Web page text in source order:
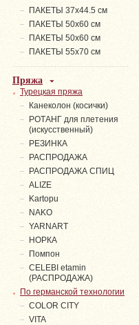
ПАКЕТЫ 37х44.5 см
ПАКЕТЫ 50х60 см
ПАКЕТЫ 50х60 см
ПАКЕТЫ 55х70 см
Пряжа
Турецкая пряжа
Канеколон (косички)
РОТАНГ для плетения
(искусственный)
PЕЗИНКА
РАСПРОДАЖА
РАСПРОДАЖА СПИЦ
ALIZE
Kartopu
NAKO
YARNART
НОРКА
Помпон
СELEBI etamin
(РАСПРОДАЖА)
По германской технологии
COLOR CITY
VITA